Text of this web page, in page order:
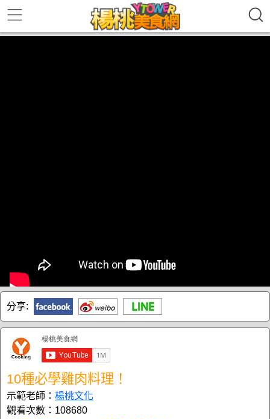
分享:
10種必學雞肉料理！
示範老師： 楊桃文化
觀看次數：108680